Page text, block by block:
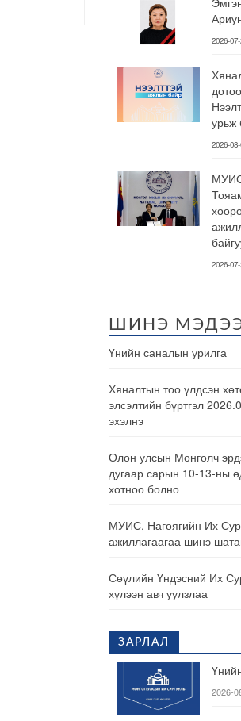
2026-
урьж
2026-
2026-
ШИНЭ
Үнийн саналын урилга
Хяналтын тоо үлдсэн
элсэлтийн бүртгэл
эхэлнэ
Олон улсын Монголч
дугаар сарын 10-13-ны
хотноо болно
МУИС, Нагоягийн Их
ажиллагаагаа шинэ
Сөүлийн Үндэсний Их
хүлээн авч уулзлаа
ЗАРЛАЛ
2026-